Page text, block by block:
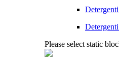
Please select static